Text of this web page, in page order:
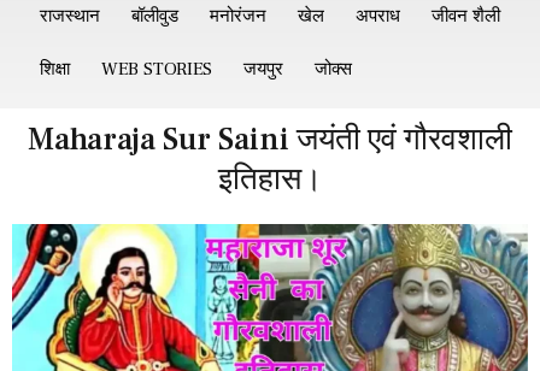
राजस्थान बॉलीवुड मनोरंजन खेल अपराध जीवन शैली
शिक्षा WEB STORIES जयपुर जोक्स
Maharaja Sur Saini जयंती एवं गौरवशाली
इतिहास।